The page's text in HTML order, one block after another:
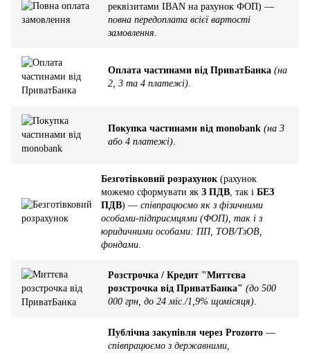
реквізитами IBAN на рахунок ФОП) —
повна передоплата всієї вартості
замовлення
Оплата частинами від ПриватБанка (на
2, 3 та 4 платежі)
Покупка частинами від monobank (на 3
або 4 платежі)
Безготівковий розрахунок (рахунок
можемо сформувати як З ПДВ , так і БЕЗ
ПДВ) — співпрацюємо як з фізичними
особами-підприємцями (ФОП), так і з
юридичними особами: ПП, ТОВ/ТзОВ,
фондами
Розстрочка / Кредит "Миттєва
розстрочка від ПриватБанка" (до 500
000 грн, до 24 міс./1,9% щомісяця).
Публічна закупівля через Prozorro —
співпрацюємо з державними,